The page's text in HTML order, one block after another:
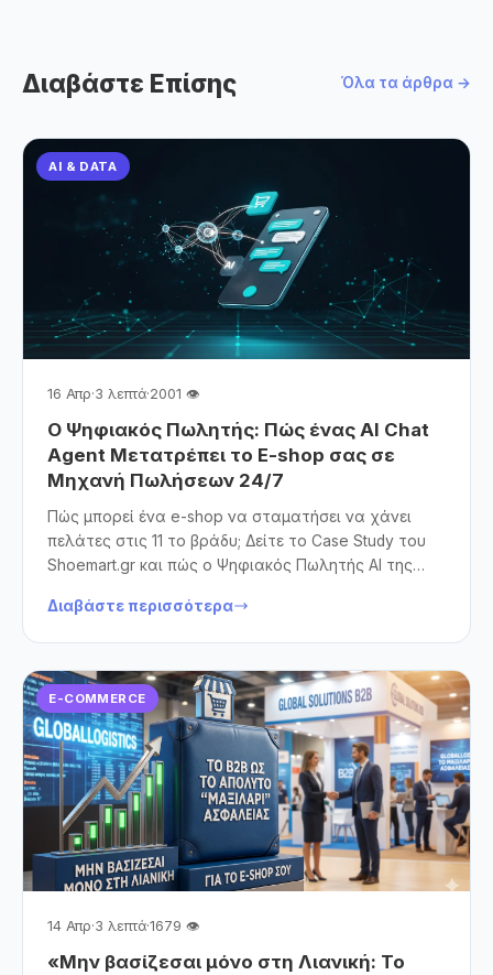
Διαβάστε Επίσης Όλα τα άρθρα →
AI & DATA
16 Απρ·3 λεπτά·2001 👁
Ο Ψηφιακός Πωλητής: Πώς ένας AI Chat
Agent Μετατρέπει το E-shop σας σε
Μηχανή Πωλήσεων 24/7
Πώς μπορεί ένα e-shop να σταματήσει να χάνει
πελάτες στις 11 το βράδυ; Δείτε το Case Study του
Shoemart.gr και πώς ο Ψηφιακός Πωλητής AI της
Ανακαλύψτε πώς η Τεχνητή Νοημοσύνη λύνει το
OpenCart, προσφέροντας 24/7 εξυπηρέτηση που
πραγματικά πουλάει.
Διαβάστε περισσότερα
E-COMMERCE
14 Απρ·3 λεπτά·1679 👁
«Μην βασίζεσαι μόνο στη Λιανική: Το